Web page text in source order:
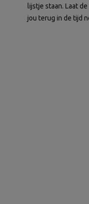
lijstje staan. Laat
jou terug in de tijd